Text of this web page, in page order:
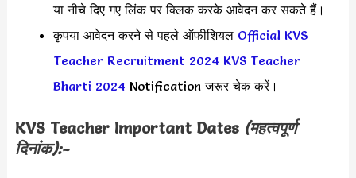
या नीचे दिए गए लिंक पर क्लिक करके आवेदन कर सकते हैं।
कृपया आवेदन करने से पहले ऑफीशियल Official KVS
Teacher Recruitment 2024 KVS Teacher
Bharti 2024 Notification जरूर चेक करें।
KVS Teacher Important Dates (महत्वपूर्ण
दिनांक):-